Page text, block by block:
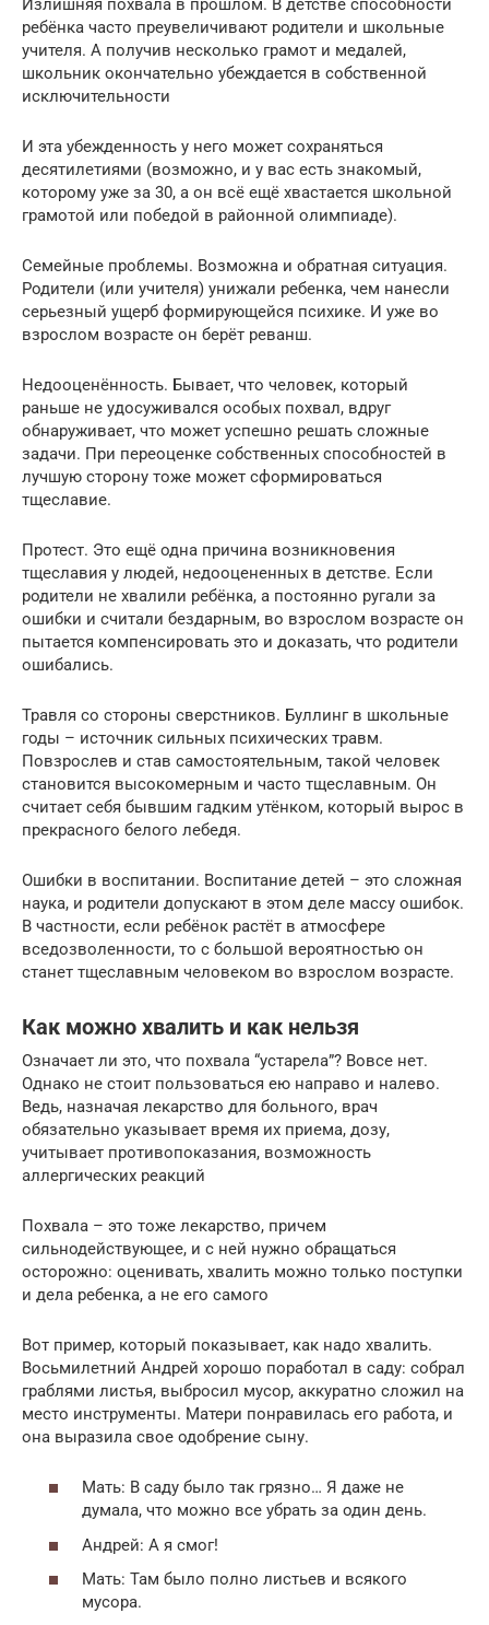
Излишняя похвала в прошлом. В детстве способности
ребёнка часто преувеличивают родители и школьные
учителя. А получив несколько грамот и медалей,
школьник окончательно убеждается в собственной
исключительности
И эта убежденность у него может сохраняться
десятилетиями (возможно, и у вас есть знакомый,
которому уже за 30, а он всё ещё хвастается школьной
грамотой или победой в районной олимпиаде).
Семейные проблемы. Возможна и обратная ситуация.
Родители (или учителя) унижали ребенка, чем нанесли
серьезный ущерб формирующейся психике. И уже во
взрослом возрасте он берёт реванш.
Недооценённость. Бывает, что человек, который
раньше не удосуживался особых похвал, вдруг
обнаруживает, что может успешно решать сложные
задачи. При переоценке собственных способностей в
лучшую сторону тоже может сформироваться
тщеславие.
Протест. Это ещё одна причина возникновения
тщеславия у людей, недооцененных в детстве. Если
родители не хвалили ребёнка, а постоянно ругали за
ошибки и считали бездарным, во взрослом возрасте он
пытается компенсировать это и доказать, что родители
ошибались.
Травля со стороны сверстников. Буллинг в школьные
годы – источник сильных психических травм.
Повзрослев и став самостоятельным, такой человек
становится высокомерным и часто тщеславным. Он
считает себя бывшим гадким утёнком, который вырос в
прекрасного белого лебедя.
Ошибки в воспитании. Воспитание детей – это сложная
наука, и родители допускают в этом деле массу ошибок.
В частности, если ребёнок растёт в атмосфере
вседозволенности, то с большой вероятностью он
станет тщеславным человеком во взрослом возрасте.
Как можно хвалить и как нельзя
Означает ли это, что похвала “устарела”? Вовсе нет.
Однако не стоит пользоваться ею направо и налево.
Ведь, назначая лекарство для больного, врач
обязательно указывает время их приема, дозу,
учитывает противопоказания, возможность
аллергических реакций
Похвала – это тоже лекарство, причем
сильнодействующее, и с ней нужно обращаться
осторожно: оценивать, хвалить можно только поступки
и дела ребенка, а не его самого
Вот пример, который показывает, как надо хвалить.
Восьмилетний Андрей хорошо поработал в саду: собрал
граблями листья, выбросил мусор, аккуратно сложил на
место инструменты. Матери понравилась его работа, и
она выразила свое одобрение сыну.
Мать: В саду было так грязно… Я даже не
думала, что можно все убрать за один день.
Андрей: А я смог!
Мать: Там было полно листьев и всякого
мусора.